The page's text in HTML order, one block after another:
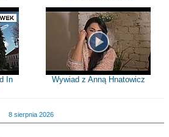
In
Wywiad z Anną Hnatowicz
8 sierpnia 2026